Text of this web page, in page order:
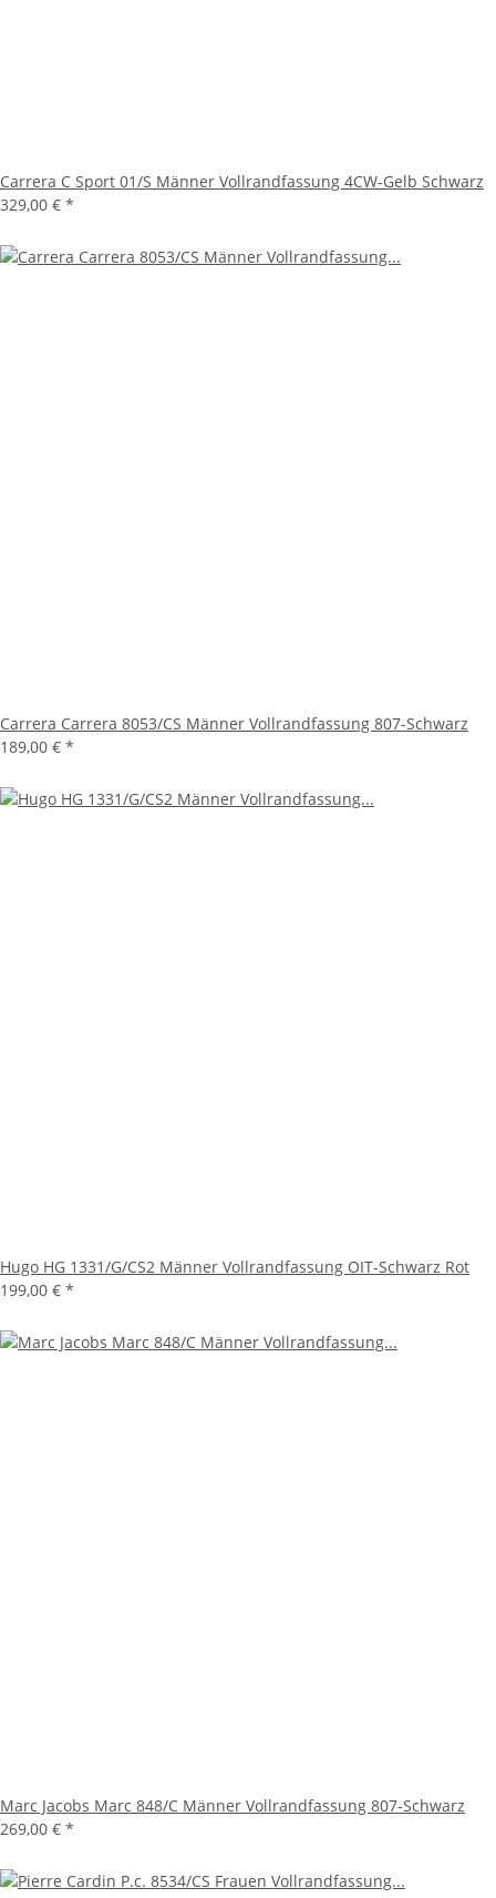
Carrera C Sport 01/S Männer Vollrandfassung 4CW-Gelb Schwarz
329,00 € *
Carrera Carrera 8053/CS Männer Vollrandfassung 807-Schwarz
189,00 € *
Hugo HG 1331/G/CS2 Männer Vollrandfassung OIT-Schwarz Rot
199,00 € *
Marc Jacobs Marc 848/C Männer Vollrandfassung 807-Schwarz
269,00 € *